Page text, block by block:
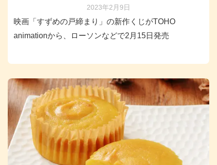
2023年2月9日
映画「すずめの戸締まり」の新作くじがTOHO
animationから、ローソンなどで2月15日発売